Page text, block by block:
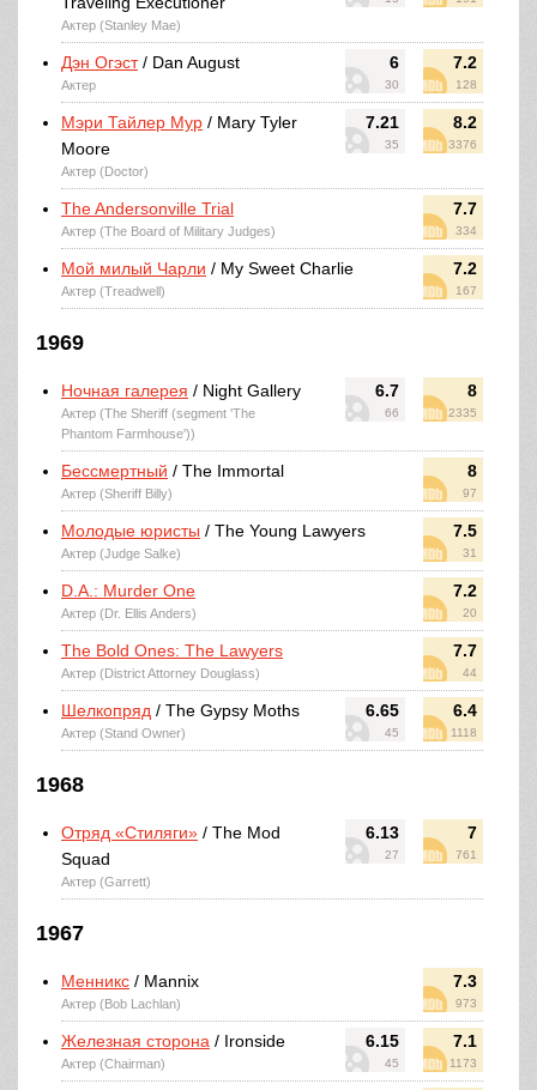
Актер (Stanley Mae)
6
30
7.2
128
Дэн Огэст/ Dan August
Актер
7.21
35
8.2
3376
Мэри Тайлер Мур / Mary Tyler
Moore
Актер (Doctor)
7.7
334
The Andersonville Trial
Актер (The Board of Military Judges)
7.2
167
Мой милый Чарли / My Sweet Charlie
Актер (Treadwell)
1969
6.7
66
8
2335
Ночная галерея / Night Gallery
Актер (The Sheriff (segment 'The
Phantom Farmhouse'))
8
97
Бессмертный / The Immortal
Актер (Sheriff Billy)
7.5
31
Молодые юристы / The Young Lawyers
Актер (Judge Salke)
7.2
20
D.A.: Murder One
Актер (Dr. Ellis Anders)
7.7
44
The Bold Ones: The Lawyers
Актер (District Attorney Douglass)
6.65
45
6.4
1118
Шелкопряд / The Gypsy Moths
Актер (Stand Owner)
1968
6.13
27
7
761
Отряд «Стиляги» / The Mod
Squad
Актер (Garrett)
1967
7.3
973
Менникс / Mannix
Актер (Bob Lachlan)
6.15
45
7.1
1173
Железная сторона / Ironside
Актер (Chairman)